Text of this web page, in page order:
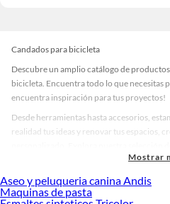
Candados para bicicleta
Descubre un amplio catálogo de
bicicleta. Encuentra todo lo que necesitas
encuentra inspiración para tus proyectos!
Desde herramientas hasta accesorios,
realidad tus ideas y renovar tus espacios,
accesorios de calidad que te ayudarán a
Desde remodelaciones hasta proyectos de
tus ideas realidad. ¡Visítanos y encuentra
Mostrar
Aseo y peluqueria canina Andis
Maquinas de pasta